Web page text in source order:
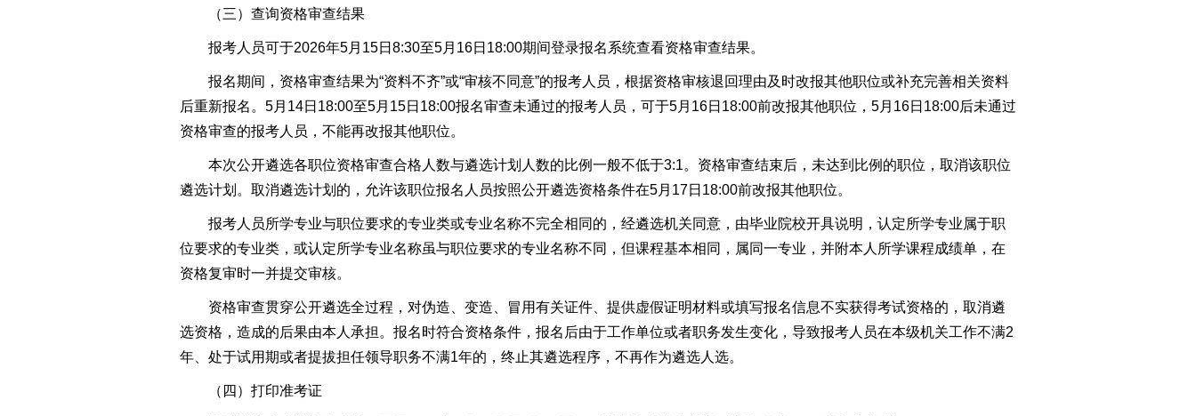
（三）查询资格审查结果
报考人员可于2026年5月15日8:30至5月16日18:00期间登录报名系统查看资格审查结果。
报名期间，资格审查结果为“资料不齐”或“审核不同意”的报考人员，根据资格审核退回理由及时改报其他职位或补充完善相关资料
后重新报名。5月14日18:00至5月15日18:00报名审查未通过的报考人员，可于5月16日18:00前改报其他职位，5月16日18:00后未通过
资格审查的报考人员，不能再改报其他职位。
本次公开遴选各职位资格审查合格人数与遴选计划人数的比例一般不低于3:1。资格审查结束后，未达到比例的职位，取消该职位
遴选计划。取消遴选计划的，允许该职位报名人员按照公开遴选资格条件在5月17日18:00前改报其他职位。
报考人员所学专业与职位要求的专业类或专业名称不完全相同的，经遴选机关同意，由毕业院校开具说明，认定所学专业属于职
位要求的专业类，或认定所学专业名称虽与职位要求的专业名称不同，但课程基本相同，属同一专业，并附本人所学课程成绩单，在
资格复审时一并提交审核。
资格审查贯穿公开遴选全过程，对伪造、变造、冒用有关证件、提供虚假证明材料或填写报名信息不实获得考试资格的，取消遴
选资格，造成的后果由本人承担。报名时符合资格条件，报名后由于工作单位或者职务发生变化，导致报考人员在本级机关工作不满2
年、处于试用期或者提拔担任领导职务不满1年的，终止其遴选程序，不再作为遴选人选。
（四）打印准考证